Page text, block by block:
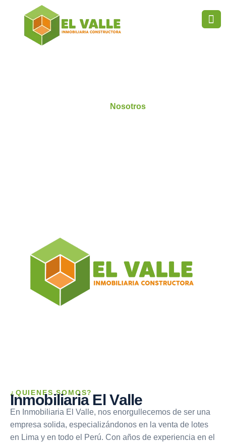
Nosotros
¿QUIENES SOMOS?
Inmobiliaria El Valle
En Inmobiliaria El Valle, nos enorgullecemos de ser una
empresa solida, especializándonos en la venta de lotes
en Lima y en todo el Perú. Con años de experiencia en el